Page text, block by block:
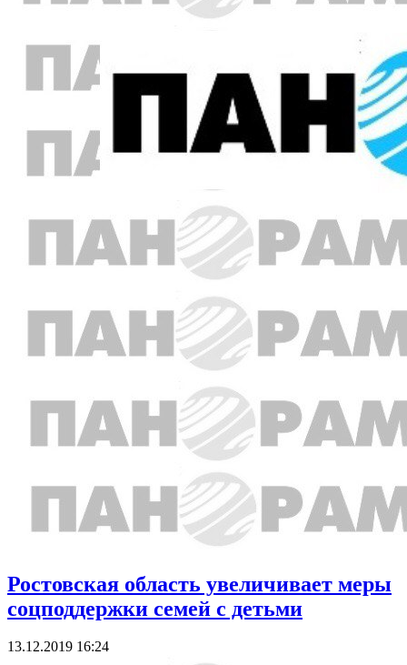
Ростовская область увеличивает меры
соцподдержки семей с детьми
13.12.2019 16:24